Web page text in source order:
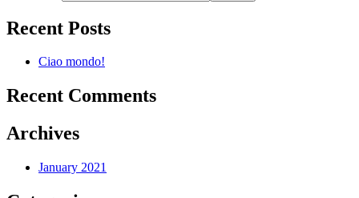
Recent Posts
Ciao mondo!
Recent Comments
Archives
January 2021